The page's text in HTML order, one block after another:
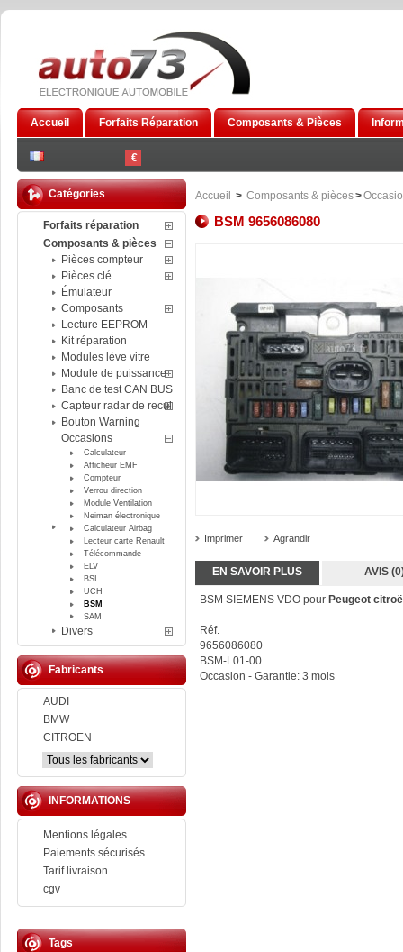
€
Accueil Forfaits Réparation Composants & Pièces
Catégories
Forfaits réparation
Composants & pièces
Pièces compteur
Pièces clé
Émulateur
Composants
Lecture EEPROM
Kit réparation
Modules lève vitre
Module de puissance
Banc de test CAN BUS
Capteur radar de recul
Bouton Warning
Occasions
Calculateur
Afficheur EMF
Compteur
Verrou direction
Module Ventilation
Neiman électronique
Calculateur Airbag
Lecteur carte Renault
Télécommande
ELV
BSI
UCH
BSM
SAM
Divers
Fabricants
AUDI
BMW
CITROEN
INFORMATIONS
Mentions légales
Paiements sécurisés
Tarif livraison
cgv
Tags
Accueil > Composants & pièces>
BSM 9656086080
Imprimer Agrandir
EN SAVOIR PLUS AVIS
BSM SIEMENS VDO pour Peugeot
Réf.
9656086080
BSM-L01-00
Occasion - Garantie: 3 mois